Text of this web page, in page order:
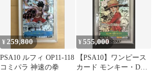
¥ 259,800
PSA10 ルフィ OP11-118
コミパラ 神速の拳
¥555,000
【PSA10】ワンピース
カード モンキー・D・